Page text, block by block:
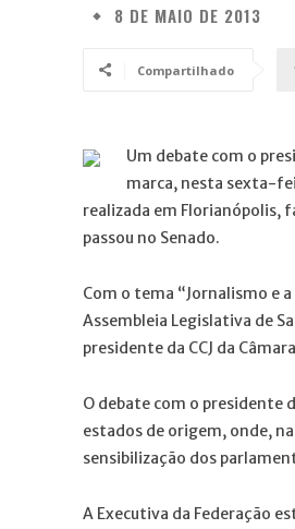
8 DE MAIO DE 2013
Compartilhado
Um debate com o
marca, nesta sexta-
realizada em Florianópolis,
passou no Senado.
Com o tema “Jornalismo e
Assembleia Legislativa de
presidente da CCJ da
O debate com o presidente
estados de origem, onde,
sensibilização dos
A Executiva da Federação